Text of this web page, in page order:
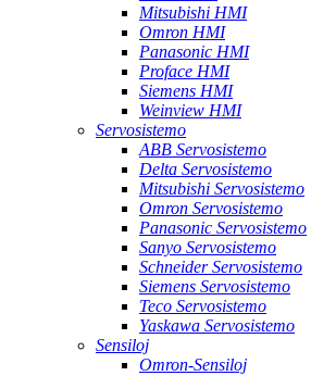
Mitsubishi HMI
Omron HMI
Panasonic HMI
Proface HMI
Siemens HMI
Weinview HMI
Servosistemo
ABB Servosistemo
Delta Servosistemo
Mitsubishi Servosistemo
Omron Servosistemo
Panasonic Servosistemo
Sanyo Servosistemo
Schneider Servosistemo
Siemens Servosistemo
Teco Servosistemo
Yaskawa Servosistemo
Sensiloj
Omron-Sensiloj